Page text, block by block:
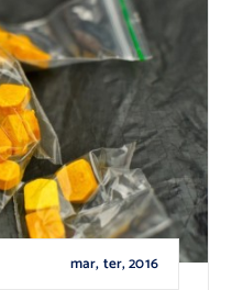
mar, ter, 2016